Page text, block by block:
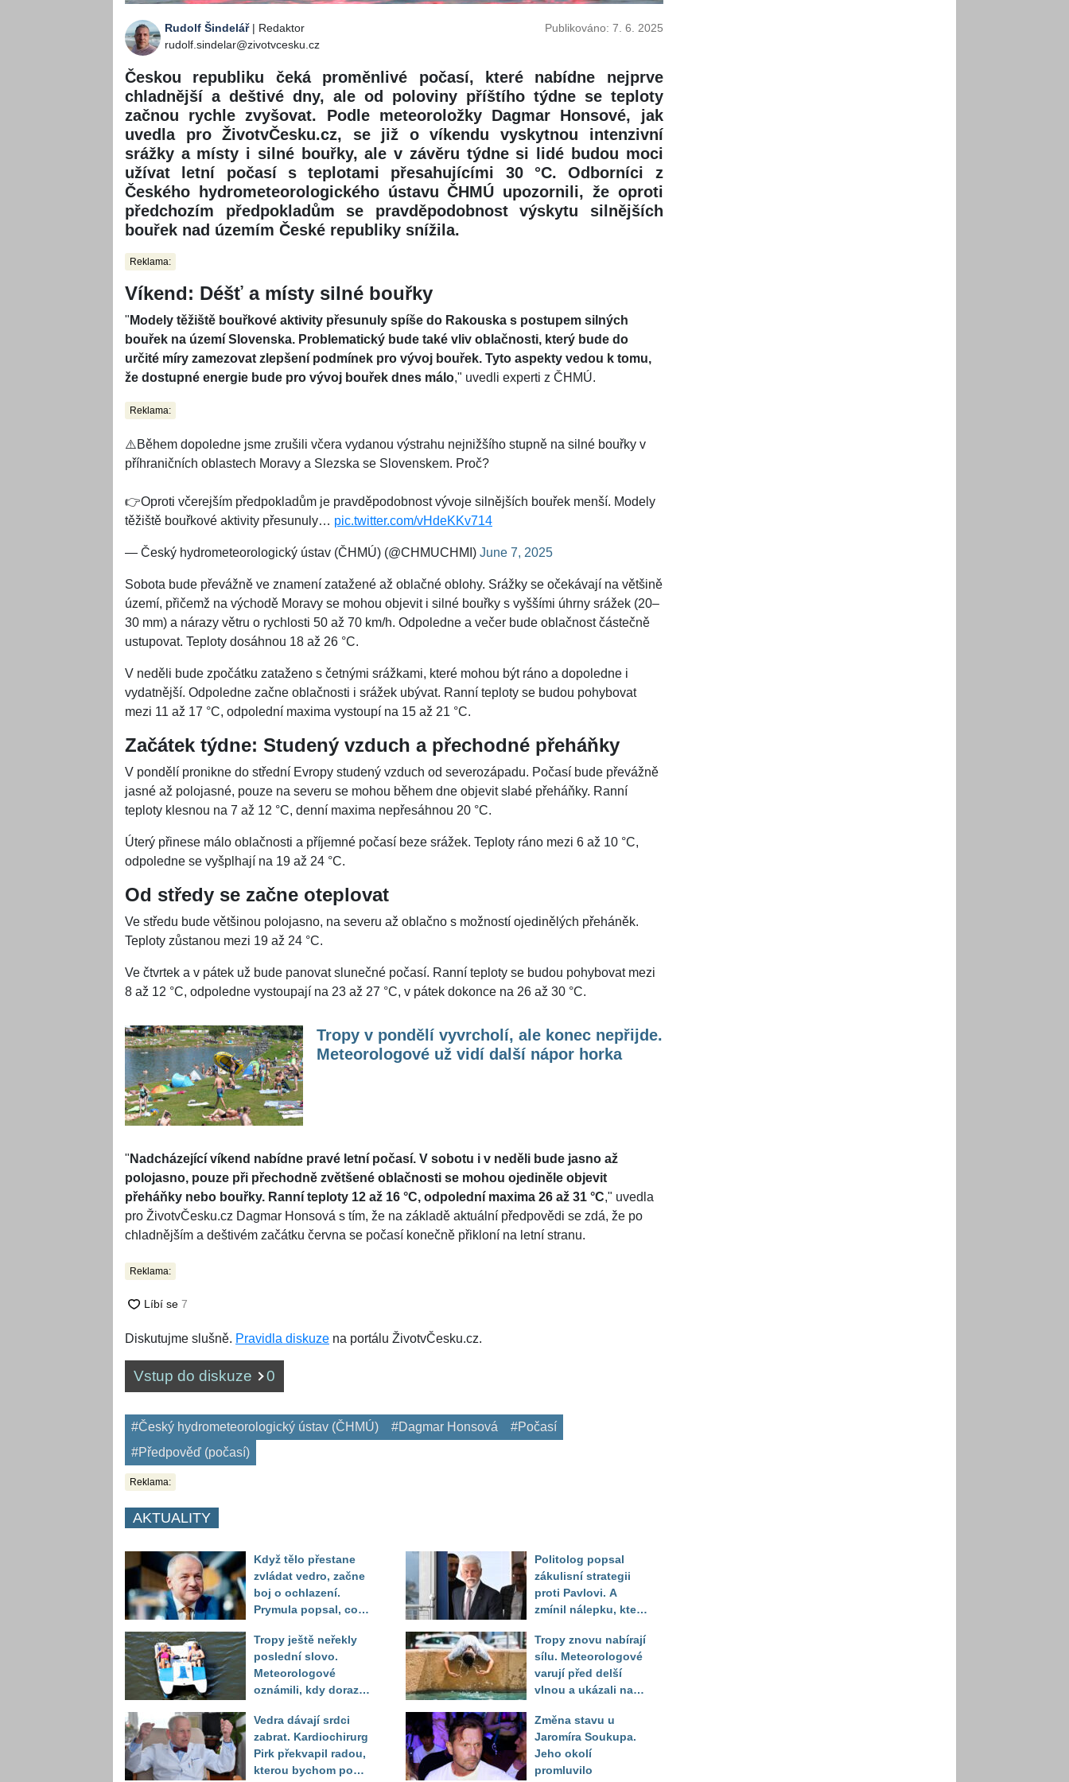
Rudolf Šindelář| Redaktor
rudolf.sindelar@zivotvcesku.cz
Publikováno: 7. 6. 2025
Českou republiku čeká proměnlivé počasí, které nabídne nejprve
chladnější a deštivé dny, ale od poloviny příštího týdne se teploty
začnou rychle zvyšovat. Podle meteoroložky Dagmar Honsové, jak
uvedla pro ŽivotvČesku.cz, se již o víkendu vyskytnou intenzivní
srážky a místy i silné bouřky, ale v závěru týdne si lidé budou moci
užívat letní počasí s teplotami přesahujícími 30 °C. Odborníci z
Českého hydrometeorologického ústavu ČHMÚ upozornili, že oproti
předchozím předpokladům se pravděpodobnost výskytu silnějších
bouřek nad územím České republiky snížila.
Reklama:
Víkend: Déšť a místy silné bouřky
" Modely těžiště bouřkové aktivity přesunuly spíše do Rakouska s postupem silných
bouřek na území Slovenska. Problematický bude také vliv oblačnosti, který bude do
určité míry zamezovat zlepšení podmínek pro vývoj bouřek. Tyto aspekty vedou k tomu,
že dostupné energie bude pro vývoj bouřek dnes málo," uvedli experti z ČHMÚ.
Reklama:
⚠️Během dopoledne jsme zrušili včera vydanou výstrahu nejnižšího stupně na silné bouřky v
příhraničních oblastech Moravy a Slezska se Slovenskem. Proč?
👉Oproti včerejším předpokladům je pravděpodobnost vývoje silnějších bouřek menší. Modely
těžiště bouřkové aktivity přesunuly… pic.twitter.com/vHdeKKv714
— Český hydrometeorologický ústav (ČHMÚ) (@CHMUCHMI) June 7, 2025
Sobota bude převážně ve znamení zatažené až oblačné oblohy. Srážky se očekávají na většině
území, přičemž na východě Moravy se mohou objevit i silné bouřky s vyššími úhrny srážek (20–
30 mm) a nárazy větru o rychlosti 50 až 70 km/h. Odpoledne a večer bude oblačnost částečně
ustupovat. Teploty dosáhnou 18 až 26 °C.
V neděli bude zpočátku zataženo s četnými srážkami, které mohou být ráno a dopoledne i
vydatnější. Odpoledne začne oblačnosti i srážek ubývat. Ranní teploty se budou pohybovat
mezi 11 až 17 °C, odpolední maxima vystoupí na 15 až 21 °C.
Začátek týdne: Studený vzduch a přechodné přeháňky
V pondělí pronikne do střední Evropy studený vzduch od severozápadu. Počasí bude převážně
jasné až polojasné, pouze na severu se mohou během dne objevit slabé přeháňky. Ranní
teploty klesnou na 7 až 12 °C, denní maxima nepřesáhnou 20 °C.
Úterý přinese málo oblačnosti a příjemné počasí beze srážek. Teploty ráno mezi 6 až 10 °C,
odpoledne se vyšplhají na 19 až 24 °C.
Od středy se začne oteplovat
Ve středu bude většinou polojasno, na severu až oblačno s možností ojedinělých přeháněk.
Teploty zůstanou mezi 19 až 24 °C.
Ve čtvrtek a v pátek už bude panovat slunečné počasí. Ranní teploty se budou pohybovat mezi
8 až 12 °C, odpoledne vystoupají na 23 až 27 °C, v pátek dokonce na 26 až 30 °C.
Tropy v pondělí vyvrcholí, ale konec nepřijde.
Meteorologové už vidí další nápor horka
" Nadcházející víkend nabídne pravé letní počasí. V sobotu i v neděli bude jasno až
polojasno, pouze při přechodně zvětšené oblačnosti se mohou ojediněle objevit
přeháňky nebo bouřky. Ranní teploty 12 až 16 °C, odpolední maxima 26 až 31 °C," uvedla
pro ŽivotvČesku.cz Dagmar Honsová s tím, že na základě aktuální předpovědi se zdá, že po
chladnějším a deštivém začátku června se počasí konečně přikloní na letní stranu.
Reklama:
Diskutujme slušně. Pravidla diskuze na portálu ŽivotvČesku.cz.
Vstup do diskuze 0
#Český hydrometeorologický ústav (ČHMÚ) #Dagmar Honsová
#Počasí
#Předpověď (počasí)
Reklama:
AKTUALITY
Když tělo přestane
zvládat vedro, začne
boj o ochlazení.
Prymula popsal, co
kolapsem
Tropy ještě neřekly
poslední slovo.
Meteorologové
oznámili, kdy dorazí
Vedra dávají srdci
zabrat. Kardiochirurg
Pirk překvapil radou,
kterou bychom podle
Politolog popsal
zákulisní strategii
proti Pavlovi. A
zmínil nálepku, která
volbou uškodit
Tropy znovu nabírají
sílu. Meteorologové
varují před delší
vlnou a ukázali na
bude nejhorší
Změna stavu u
Jaromíra Soukupa.
Jeho okolí
promluvilo